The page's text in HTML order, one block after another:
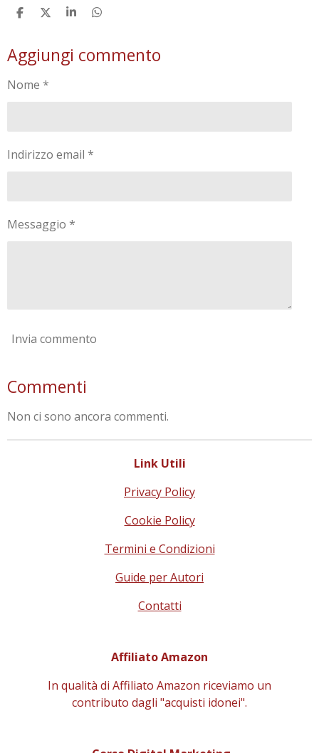
C
d
i
i
C
d
i
i
C
d
i
C
d
i
Aggiungi commento
Nome *
Indirizzo email *
Messaggio *
Invia commento
Commenti
Non ci sono ancora commenti.
Link Utili
Privacy Policy
Cookie Policy
Termini e Condizioni
Guide per Autori
Contatti
Affiliato Amazon
In qualità di Affiliato Amazon riceviamo un
contributo dagli "acquisti idonei".